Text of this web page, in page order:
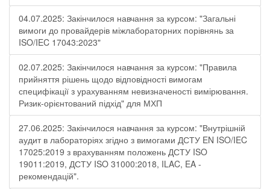
04.07.2025: Закінчилося навчання за курсом: "Загальні
вимоги до провайдерів міжлабораторних порівнянь за
ISO/IEC 17043:2023"
02.07.2025: Закінчилося навчання за курсом: "Правила
прийняття рішень щодо відповідності вимогам
специфікації з урахуванням невизначеності вимірювання.
Ризик-орієнтований підхід" для МХП
27.06.2025: Закінчилося навчання за курсом: "Внутрішній
аудит в лабораторіях згідно з вимогами ДСТУ EN ISO/IEC
17025:2019 з врахуванням положень ДСТУ ISO
19011:2019, ДСТУ ISO 31000:2018, ILAC, EA -
рекомендацій".